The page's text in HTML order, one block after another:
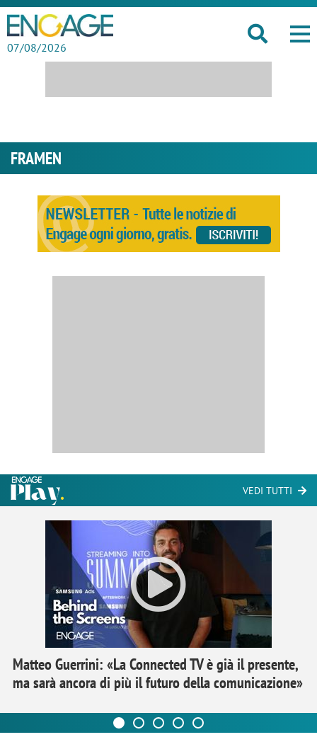
07/08/2026
FRAMEN
VEDI TUTTI
Matteo Guerrini: «La Connected TV è già il presente,
ma sarà ancora di più il futuro della comunicazione»